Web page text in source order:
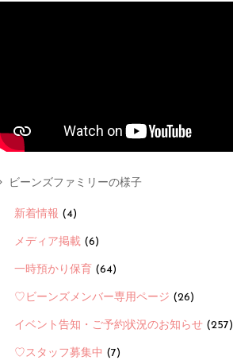
ビーンズファミリーの様子
新着情報 (4)
メディア掲載 (6)
一時預かり保育 (64)
♡ビーンズメンバー専用ページ (26)
イベント告知・ご予約状況のお知らせ (257)
♡スタッフ募集中 (7)